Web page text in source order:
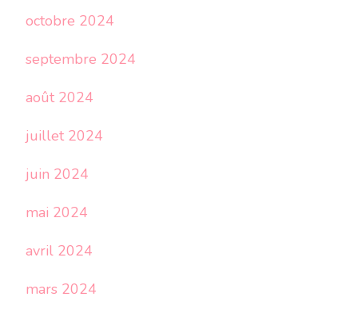
octobre 2024
septembre 2024
août 2024
juillet 2024
juin 2024
mai 2024
avril 2024
mars 2024